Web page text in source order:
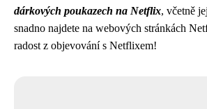
dárkových poukazech na Netflix, včetně
snadno najdete na webových stránkách
radost z objevování s Netflixem!